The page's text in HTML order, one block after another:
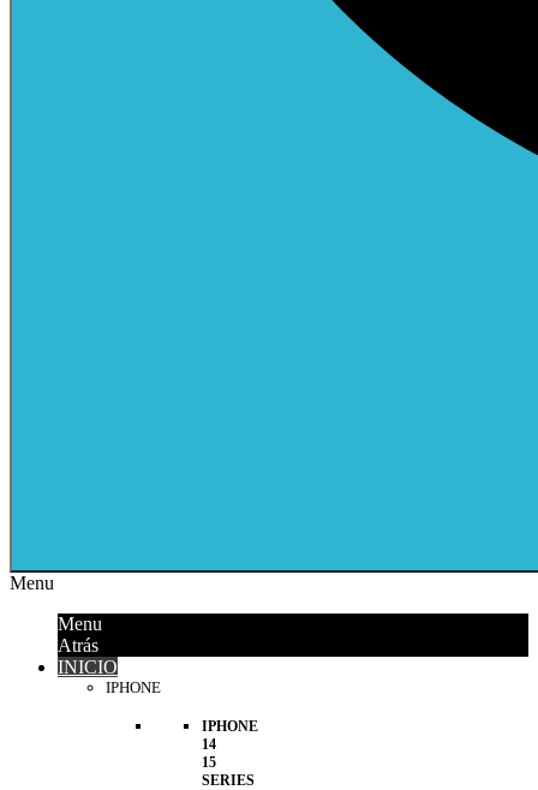
Menu
Menu
Atrás
INICIO
IPHONE
IPHONE
14
15
SERIES